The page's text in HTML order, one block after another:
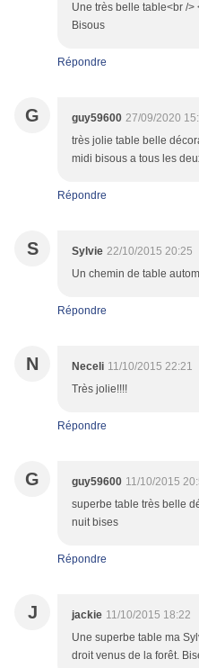
Une très belle table<br />
Bisous
Répondre
G guy59600 27/09/2020
très jolie table belle
midi bisous a tous les
Répondre
S Sylvie 22/10/2015 20:25
Un chemin de table
Répondre
N Neceli 11/10/2015 22:21
Très jolie!!!!
Répondre
G guy59600 11/10/2015
superbe table très belle
nuit bises
Répondre
J jackie 11/10/2015 18:22
Une superbe table ma
droit venus de la forêt.